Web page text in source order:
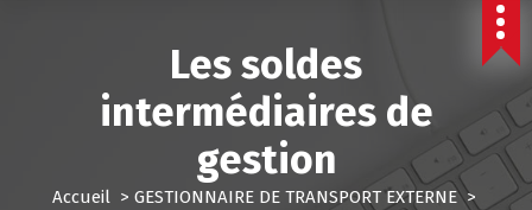
Les soldes
intermédiaires de
gestion
Accueil> GESTIONNAIRE DE TRANSPORT EXTERNE>